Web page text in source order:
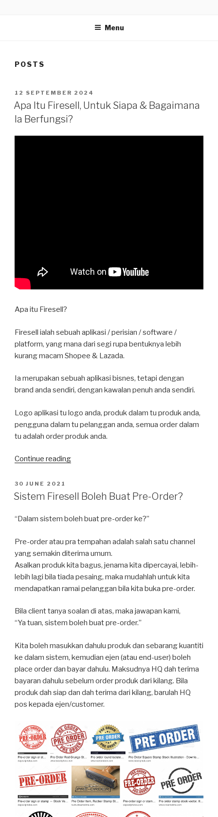
Menu
POSTS
POSTED
ON
12 SEPTEMBER 2024
Apa Itu Firesell, Untuk Siapa & Bagaimana
Ia Berfungsi?
Apa itu Firesell?
Firesell ialah sebuah aplikasi / perisian / software /
platform, yang mana dari segi rupa bentuknya lebih
kurang macam Shopee & Lazada.
Ia merupakan sebuah aplikasi bisnes, tetapi dengan
brand anda sendiri, dengan kawalan penuh anda sendiri.
Logo aplikasi tu logo anda, produk dalam tu produk anda,
pengguna dalam tu pelanggan anda, semua order dalam
tu adalah order produk anda.
Continue reading“Apa
Untuk
&
Ia
Berfungsi?”
POSTED
ON
30 JUNE 2021
Sistem Firesell Boleh Buat Pre-Order?
“Dalam sistem boleh buat pre-order ke?”
Pre-order atau pra tempahan adalah salah satu channel
yang semakin diterima umum.
Asalkan produk kita bagus, jenama kita dipercayai, lebih-
lebih lagi bila tiada pesaing, maka mudahlah untuk kita
mendapatkan ramai pelanggan bila kita buka pre-order.
Bila client tanya soalan di atas, maka jawapan kami,
“Ya tuan, sistem boleh buat pre-order.”
Kita boleh masukkan dahulu produk dan sebarang kuantiti
ke dalam sistem, kemudian ejen (atau end-user) boleh
place order dan bayar dahulu. Maksudnya HQ dah terima
bayaran dahulu sebelum order produk dari kilang. Bila
produk dah siap dan dah terima dari kilang, barulah HQ
pos kepada ejen/customer.